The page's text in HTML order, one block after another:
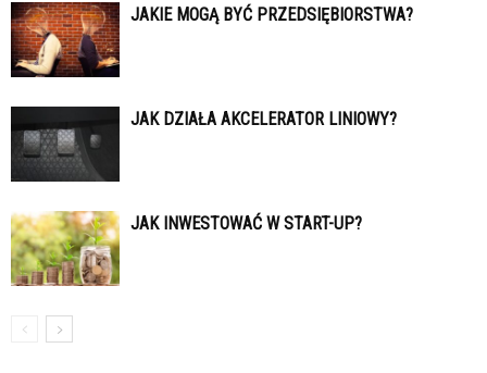
JAKIE MOGĄ BYĆ PRZEDSIĘBIORSTWA?
JAK DZIAŁA AKCELERATOR LINIOWY?
JAK INWESTOWAĆ W START-UP?